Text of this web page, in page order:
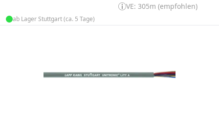
VE: 305m (empfohlen)
ab Lager Stuttgart (ca. 5 Tage)